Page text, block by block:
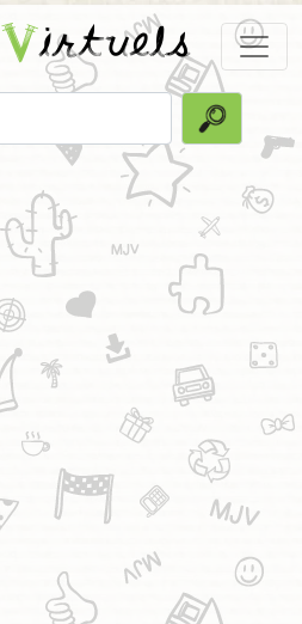
Virtuels